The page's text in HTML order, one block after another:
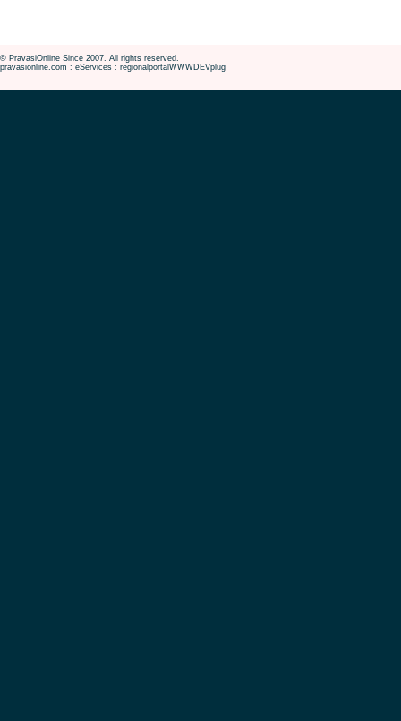
© PravasiOnline Since 2007. All rights reserved.
pravasionline.com : eServices : regionalportalWWWDEVplug